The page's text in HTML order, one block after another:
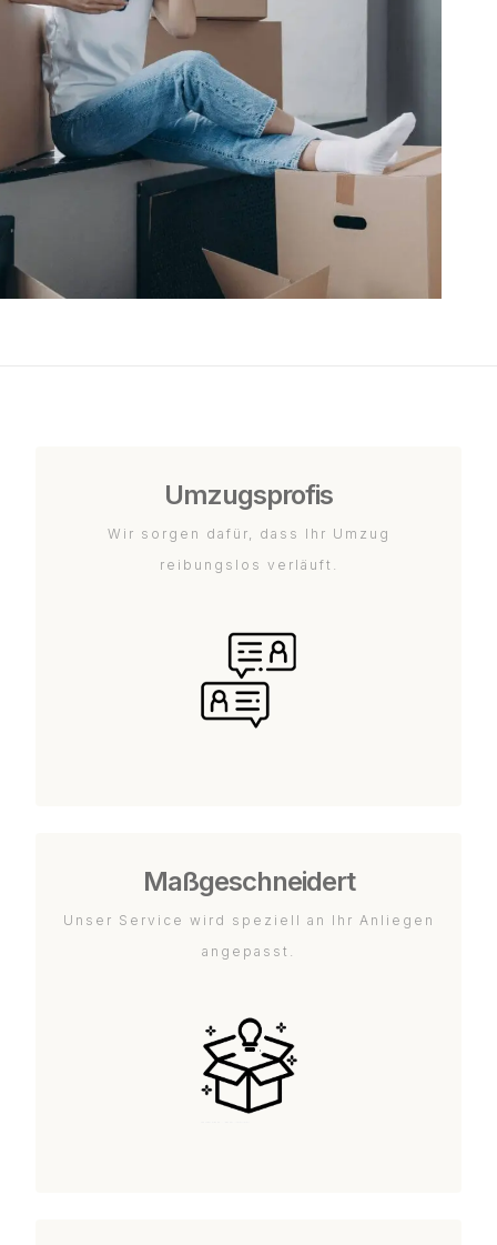
Umzugsprofis
Wir sorgen dafür, dass Ihr Umzug
reibungslos verläuft.
Maßgeschneidert
Unser Service wird speziell an Ihr Anliegen
angepasst.